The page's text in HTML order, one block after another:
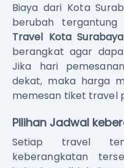
Biaya dari Kota
berubah
Travel Kota
berangkat agar
Jika hari
dekat, maka harga
memesan tiket travel
Pilihan Jadwal
Setiap travel
keberangkatan